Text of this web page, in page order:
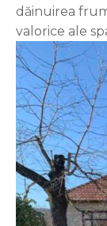
dăinuirea
valorice ale